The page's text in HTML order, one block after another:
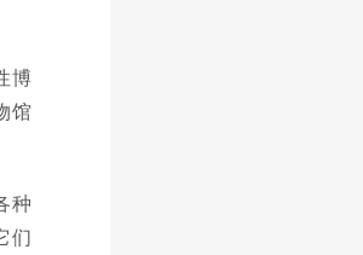
博
馆
种
们